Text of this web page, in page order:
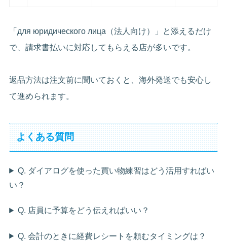
「для юридического лица（法人向け）」と添えるだけ
で、請求書払いに対応してもらえる店が多いです。
返品方法は注文前に聞いておくと、海外発送でも安心し
て進められます。
よくある質問
Q. ダイアログを使った買い物練習はどう活用すればい
い？
Q. 店員に予算をどう伝えればいい？
Q. 会計のときに経費レシートを頼むタイミングは？